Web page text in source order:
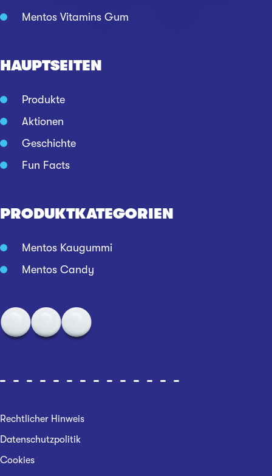
Mentos Vitamins Gum
HAUPTSEITEN
Produkte
Aktionen
Geschichte
Fun Facts
PRODUKTKATEGORIEN
Mentos Kaugummi
Mentos Candy
Rechtlicher Hinweis
Datenschutzpolitik
Cookies